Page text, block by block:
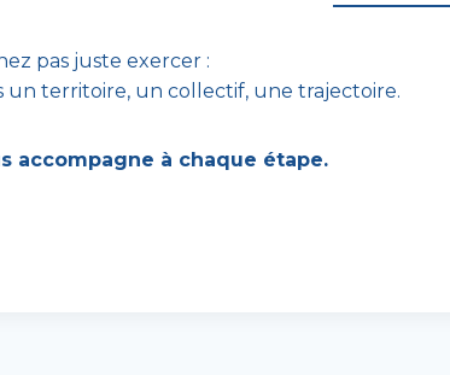
pas juste exercer :
un territoire, un collectif, une trajectoire.
accompagne à chaque étape.